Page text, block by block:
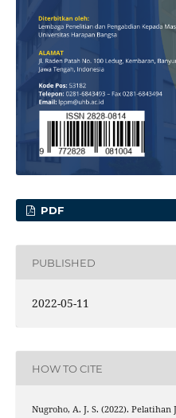
PDF
PUBLISHED
2022-05-11
HOW TO CITE
Nugroho, A. J. S. (2022).